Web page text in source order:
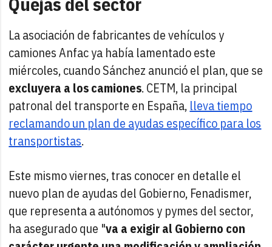
La asociación de fabricantes de vehículos y
camiones Anfac ya había lamentado este
miércoles, cuando Sánchez anunció el plan, que se
excluyera a los camiones. CETM, la principal
patronal del transporte en España, lleva tiempo
reclamando un plan de ayudas específico para los
transportistas.
Este mismo viernes, tras conocer en detalle el
nuevo plan de ayudas del Gobierno, Fenadismer,
que representa a autónomos y pymes del sector,
ha asegurado que "va a exigir al Gobierno con